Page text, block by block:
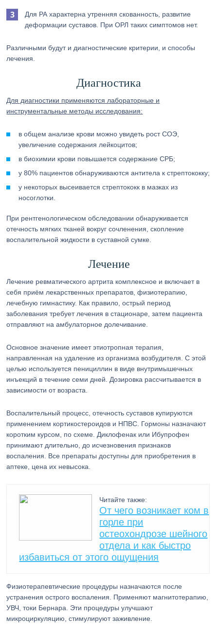
Для РА характерна утренняя скованность, развитие
деформации суставов. При ОРЛ таких симптомов нет.
Различными будут и диагностические критерии, и способы
лечения.
Диагностика
Для диагностики применяются лабораторные и
инструментальные методы исследования:
в общем анализе крови можно увидеть рост СОЭ,
увеличение содержания лейкоцитов;
в биохимии крови повышается содержание СРБ;
у 80% пациентов обнаруживаются антитела к стрептококку;
у некоторых высеивается стрептококк в мазках из
носоглотки.
При рентгенологическом обследовании обнаруживается
отечность мягких тканей вокруг сочленения, скопление
воспалительной жидкости в суставной сумке.
Лечение
Лечение ревматического артрита комплексное и включает в
себя приём лекарственных препаратов, физиотерапию,
лечебную гимнастику. Как правило, острый период
заболевания требует лечения в стационаре, затем пациента
отправляют на амбулаторное долечивание.
Основное значение имеет этиотропная терапия,
направленная на удаление из организма возбудителя. С этой
целью используется пенициллин в виде внутримышечных
инъекций в течение семи дней. Дозировка рассчитывается в
зависимости от возраста.
Воспалительный процесс, отечность суставов купируются
применением кортикостероидов и НПВС. Гормоны назначают
коротким курсом, по схеме. Диклофенак или Ибупрофен
принимают длительно, до исчезновения признаков
воспаления. Все препараты доступны для приобретения в
аптеке, цена их невысока.
Читайте также:
От чего возникает ком в
горле при
остеохондрозе шейного
отдела и как быстро
избавиться от этого ощущения
Физиотерапевтические процедуры назначаются после
устранения острого воспаления. Применяют магнитотерапию,
УВЧ, токи Бернара. Эти процедуры улучшают
микроциркуляцию, стимулируют заживление.